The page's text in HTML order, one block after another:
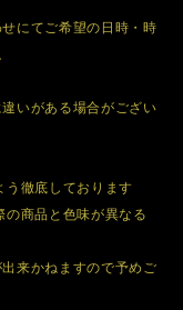
にてご希望の日時・時
いがある場合がござい
徹底しております
商品と色味が異なる
来かねますので予めご